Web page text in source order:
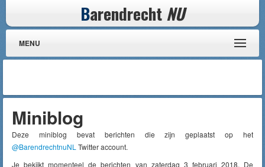
Barendrecht NU
MENU
Miniblog
Deze miniblog bevat berichten die zijn geplaatst op het
@BarendrechtnuNL Twitter account.
Je bekijkt momenteel de berichten van zaterdag 3 februari 2018. De